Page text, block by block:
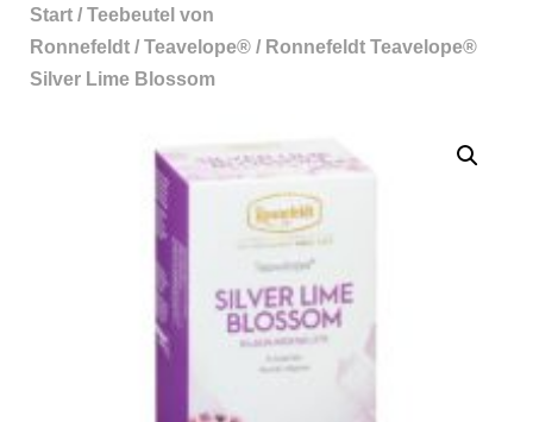
Start / Teebeutel von
Ronnefeldt / Teavelope® / Ronnefeldt Teavelope®
Silver Lime Blossom